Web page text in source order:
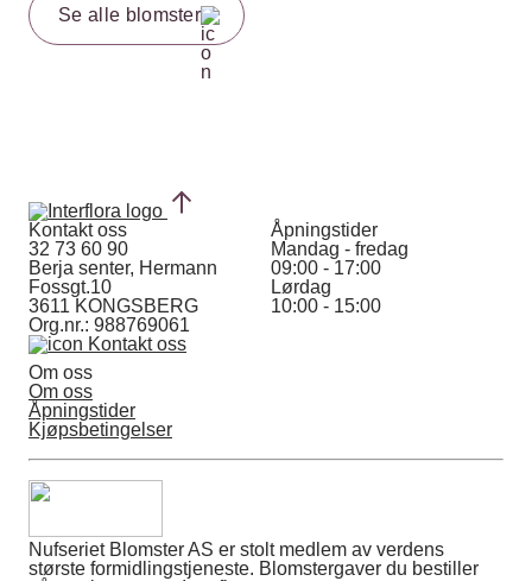
Se alle blomster
Kontakt oss
32 73 60 90
Berja senter, Hermann
Fossgt.10
3611 KONGSBERG
Org.nr.: 988769061
Kontakt oss
Åpningstider
Mandag - fredag
09:00 - 17:00
Lørdag
10:00 - 15:00
Om oss
Om oss
Åpningstider
Kjøpsbetingelser
Nufseriet Blomster AS er stolt medlem av verdens
største formidlingstjeneste. Blomstergaver du bestiller